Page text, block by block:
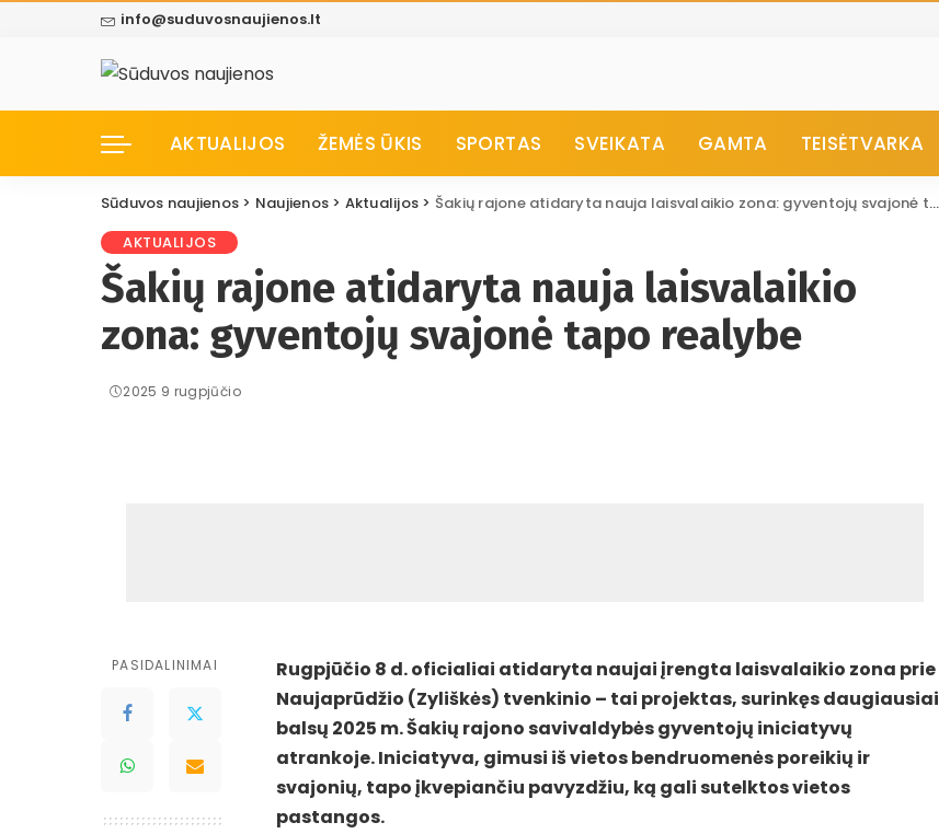
info@suduvosnaujienos.lt
AKTUALIJOS ŽEMĖS ŪKIS SPORTAS SVEIKATA GAMTA TEISĖTVARKA
Sūduvos naujienos > Naujienos > Aktualijos > Šakių rajone atidaryta nauja laisvalaikio zona: gyventojų svajonė tapo realybe
AKTUALIJOS
Šakių rajone atidaryta nauja laisvalaikio
zona: gyventojų svajonė tapo realybe
2025 9 rugpjūčio
PASIDALINIMAI
Rugpjūčio 8 d. oficialiai atidaryta naujai įrengta laisvalaikio zona prie
Naujaprūdžio (Zyliškės) tvenkinio – tai projektas, surinkęs daugiausiai
balsų 2025 m. Šakių rajono savivaldybės gyventojų iniciatyvų
atrankoje. Iniciatyva, gimusi iš vietos bendruomenės poreikių ir
svajonių, tapo įkvepiančiu pavyzdžiu, ką gali sutelktos vietos
pastangos.